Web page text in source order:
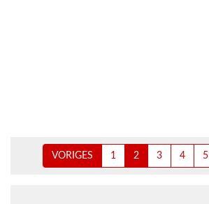
VORIGES 1 2 3 4 5